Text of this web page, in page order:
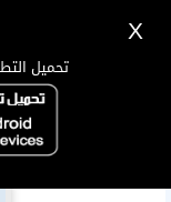
X
تحميل